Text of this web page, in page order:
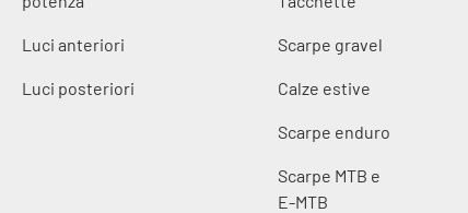
Luci anteriori
Luci posteriori
Scarpe gravel
Calze estive
Scarpe enduro
Scarpe MTB e
E-MTB